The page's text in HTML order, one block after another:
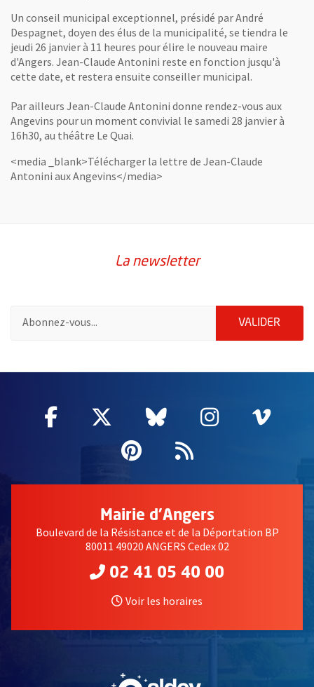
Un conseil municipal exceptionnel, présidé par André
Despagnet, doyen des élus de la municipalité, se tiendra le
jeudi 26 janvier à 11 heures pour élire le nouveau maire
d'Angers. Jean-Claude Antonini reste en fonction jusqu'à
cette date, et restera ensuite conseiller municipal.
Par ailleurs Jean-Claude Antonini donne rendez-vous aux
Angevins pour un moment convivial le samedi 28 janvier à
16h30, au théâtre Le Quai.
<media _blank>Télécharger la lettre de Jean-Claude
Antonini aux Angevins</media>
La newsletter
VALIDER
Facebook
, Ouvre une nouvelle fenêtre
Twitter
, Ouvre une nouvelle
Bluesky
, Ouvre une
Instagram
, Ouvre
,
Pinterest
, Ouvre une
Flux RSS
Mairie d'Angers
Boulevard de la Résistance et de la Déportation BP
80011 49020 ANGERS Cedex 02
02 41 05 40 00
Voir les horaires